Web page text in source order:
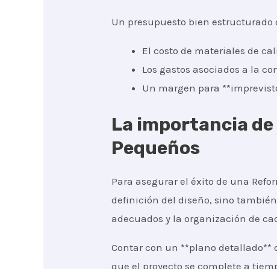
Un presupuesto bien estructurado
El costo de materiales de
Los gastos asociados a la
Un margen para
La importancia
Pequeños
Para asegurar el éxito de una
definición del diseño, sino
adecuados y la organización de
Contar con un **plano detallado**
que el proyecto se complete a